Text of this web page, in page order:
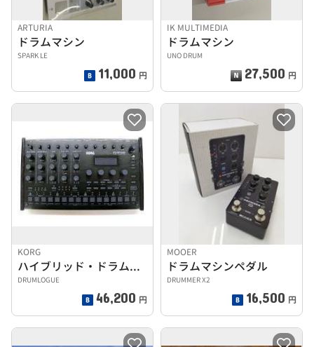
ARTURIA
ドラムマシン
SPARK LE
11,000 円
IK MULTIMEDIA
ドラムマシン
UNO DRUM
27,500 円
KORG
ハイブリッド・ドラム・マシン
DRUMLOGUE
46,200 円
MOOER
ドラムマシンペダル
DRUMMER X2
16,500 円